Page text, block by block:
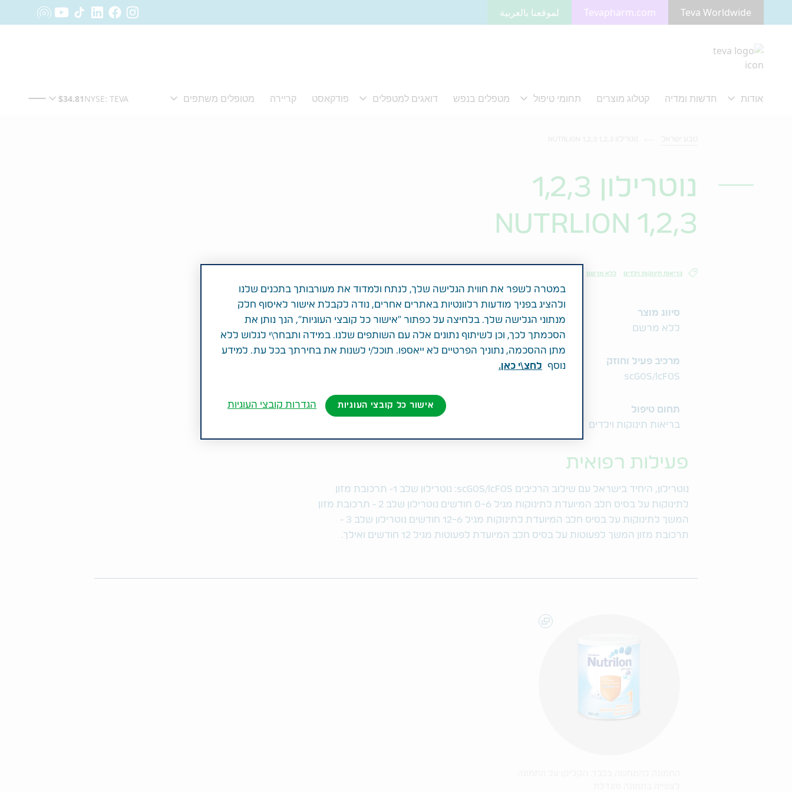
מעבר לתוכן המרכזי
Teva Worldwide
Tevapharm.com لموقعنا بالعربية
נוטרילון 1,2,3
NUTRLION 1,2,3
בריאות תינוקות וילדים ללא מרשם
סיווג מוצר
ללא מרשם
מרכיב פעיל וחוזק
scGOS/lcFOS
תחום טיפול
בריאות תינוקות וילדים
פעילות רפואית
נוטרילון, היחיד בישראל עם שילוב הרכיבים scGOS/lcFOS: נוטרילון שלב 1- תרכובת מזון
לתינוקות על בסיס חלב המיועדת לתינוקות מגיל 0-6 חודשים נוטרילון שלב 2 - תרכובת מזון
המשך לתינוקות על בסיס חלב המיועדת לתינוקות מגיל 12-6 חודשים נוטרילון שלב 3 -
תרכובת מזון המשך לפעוטות על בסיס חלב המיועדת לפעוטות מגיל 12 חודשים ואילך.
במטרה לשפר את חווית הגלישה שלך, לנתח ולמדוד את מעורבותך בתכנים שלנו
ולהציג בפניך מודעות רלוונטיות באתרים אחרים, נודה לקבלת אישור לאיסוף חלק
מנתוני הגלישה שלך. בלחיצה על כפתור "אישור כל קובצי העוגיות", הנך נותן את
הסכמתך לכך, וכן לשיתוף נתונים אלה עם השותפים שלנו. במידה ותבחר\י לגלוש ללא
מתן ההסכמה, נתוניך הפרטיים לא ייאספו. תוכל/י לשנות את בחירתך בכל עת. למידע
נוסף
לחצ\י כאן.
אישור כל קובצי העוגיות הגדרות קובצי העוגיות